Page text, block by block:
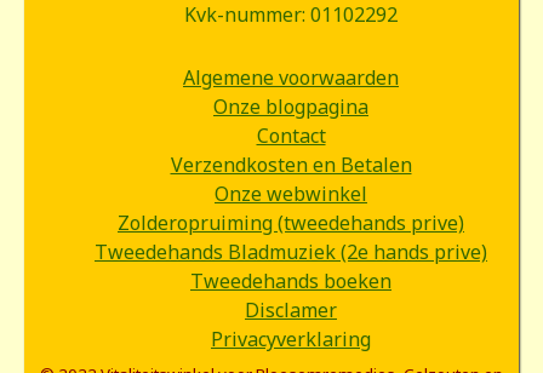
Kvk-nummer: 01102292
Algemene voorwaarden
Onze blogpagina
Contact
Verzendkosten en Betalen
Onze webwinkel
Zolderopruiming (tweedehands prive)
Tweedehands Bladmuziek (2e hands prive)
Tweedehands boeken
Disclamer
Privacyverklaring